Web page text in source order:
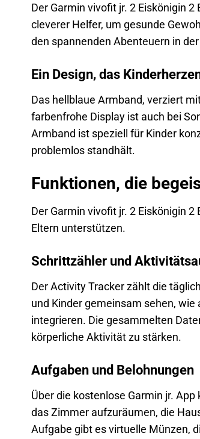
Der Garmin vivofit jr. 2 Eiskönigin
cleverer Helfer, um gesunde
den spannenden Abenteuern in
Ein Design, das
Das hellblaue Armband, verziert
farbenfrohe Display ist auch bei
Armband ist speziell für Kinder
problemlos standhält.
Funktionen, die
Der Garmin vivofit jr. 2 Eiskönigin
Eltern unterstützen.
Schrittzähler und
Der Activity Tracker zählt die
und Kinder gemeinsam sehen,
integrieren. Die gesammelten
körperliche Aktivität zu stärken.
Aufgaben und Belohnungen
Über die kostenlose Garmin jr.
das Zimmer aufzuräumen, die
Aufgabe gibt es virtuelle Münzen,